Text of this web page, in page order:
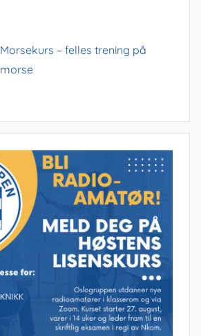
Morsekurs – felles trening på
morse